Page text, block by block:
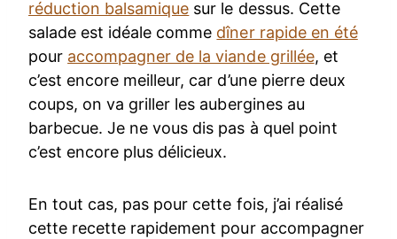
réduction balsamique sur le dessus. Cette
salade est idéale comme dîner rapide en été
pour accompagner de la viande grillée, et
c’est encore meilleur, car d’une pierre deux
coups, on va griller les aubergines au
barbecue. Je ne vous dis pas à quel point
c’est encore plus délicieux.
En tout cas, pas pour cette fois, j’ai réalisé
cette recette rapidement pour accompagner